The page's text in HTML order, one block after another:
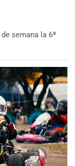
semana la 6ª